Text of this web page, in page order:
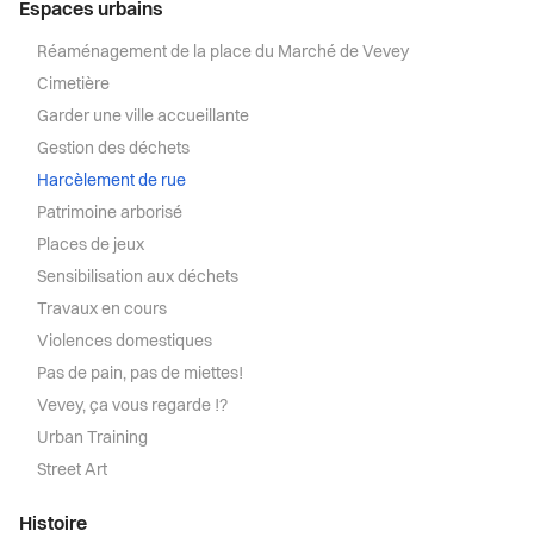
Espaces urbains
Réaménagement de la place du Marché de Vevey
Cimetière
Garder une ville accueillante
Gestion des déchets
Harcèlement de rue
Patrimoine arborisé
Places de jeux
Sensibilisation aux déchets
Travaux en cours
Violences domestiques
Pas de pain, pas de miettes!
Vevey, ça vous regarde !?
Urban Training
Street Art
Histoire